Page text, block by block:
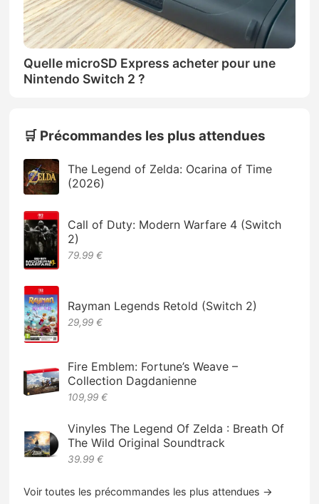
Quelle microSD Express acheter pour une
Nintendo Switch 2 ?
🛒 Précommandes les plus attendues
The Legend of Zelda: Ocarina of Time
(2026)
Call of Duty: Modern Warfare 4 (Switch
2)
79.99 €
Rayman Legends Retold (Switch 2)
29,99 €
Fire Emblem: Fortune’s Weave –
Collection Dagdanienne
109,99 €
Vinyles The Legend Of Zelda : Breath Of
The Wild Original Soundtrack
39.99 €
Voir toutes les précommandes les plus attendues →